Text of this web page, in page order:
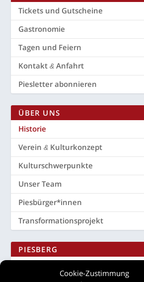
Cookie-Zustimmung
Tickets und Gutscheine
Gas­tro­no­mie
Tagen und Feiern
Kon­takt& Anfahrt
Pies­let­ter abonnieren
ÜBER UNS
His­to­rie
Ver­ein& Kulturkonzept
Kul­tur­schwer­punk­te
Unser Team
Piesbürger*innen
Trans­for­ma­ti­ons­pro­jekt
PIES­BERG